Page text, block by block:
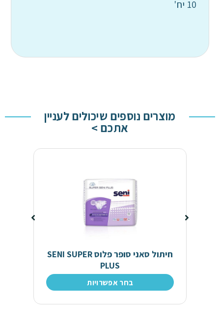
מוצרים נוספים שיכולים לעניין
אתכם >
חיתול סאני סופר פלוס SENI SUPER
PLUS
בחר אפשרויות